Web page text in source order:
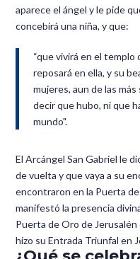
aparece el ángel y le pide
concebirá una niña, y que:
“que vivirá en el templo
reposará en ella, y su
mujeres, aun de las
decir que hubo, ni que
mundo".
El Arcángel San Gabriel le
de vuelta y que vaya a su
encontraron en la Puerta
manifestó la presencia
Puerta de Oro de Jerusalén
hizo su Entrada Triunfal en